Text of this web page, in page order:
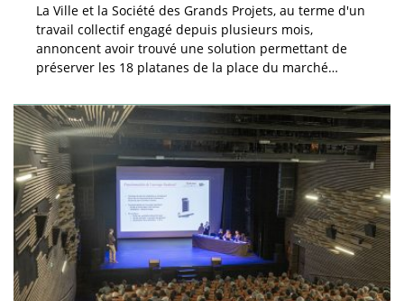
La Ville et la Société des Grands Projets, au terme d'un
travail collectif engagé depuis plusieurs mois,
annoncent avoir trouvé une solution permettant de
préserver les 18 platanes de la place du marché…